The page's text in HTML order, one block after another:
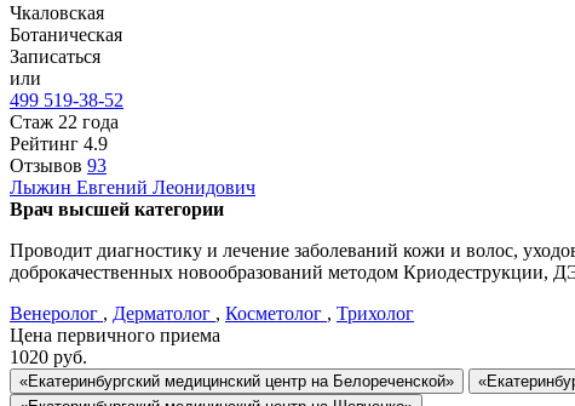
Чкаловская
Ботаническая
Записаться
или
499 519-38-52
Стаж 22 года
Рейтинг 4.9
Отзывов 93
Лыжин Евгений Леонидович
Врач высшей категории
Проводит диагностику и лечение заболеваний кожи и волос,
доброкачественных новообразований методом Криодеструкции,
Венеролог , Дерматолог , Косметолог , Трихолог
Цена первичного приема
1020 руб.
«Екатеринбургский медицинский центр на Белореченской»